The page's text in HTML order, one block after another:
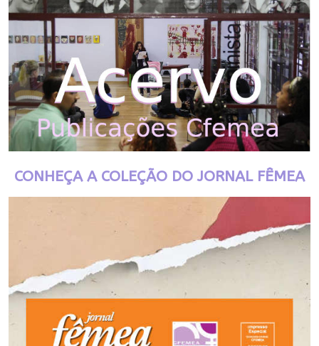
CONHEÇA A COLEÇÃO DO JORNAL FÊMEA